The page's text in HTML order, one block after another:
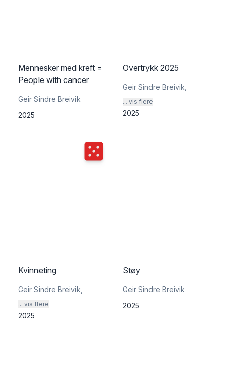
Mennesker med kreft =
People with cancer
Geir Sindre Breivik
2025
Overtrykk 2025
Geir Sindre Breivik
... vis flere
2025
Terningkast
Kvinneting
Geir Sindre Breivik
... vis flere
2025
Støy
Geir Sindre Breivik
2025